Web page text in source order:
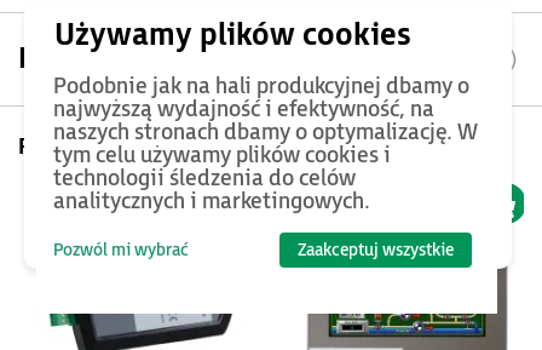
Parametry
Pomyśl też o...
Podobnie jak na hali produkcyjnej dbamy o
najwyższą wydajność i efektywność, na
naszych stronach dbamy o optymalizację. W
tym celu używamy plików cookies i
technologii śledzenia do celów
analitycznych i marketingowych.
Pozwól mi wybrać Zaakceptuj wszystkie